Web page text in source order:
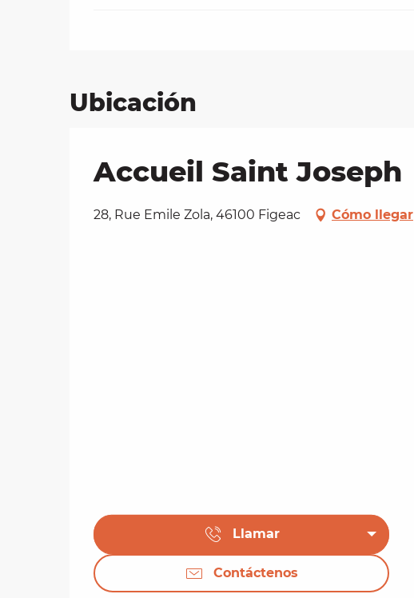
Ubicación
Accueil Saint Joseph
28, Rue Emile Zola, 46100 Figeac Cómo llegar
Llamar
Contáctenos